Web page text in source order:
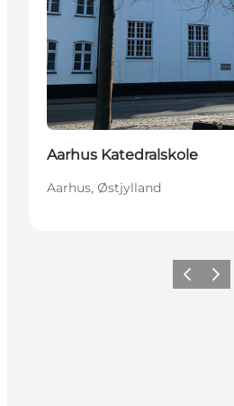
Aarhus Katedralskole
Aarhus, Østjylland
ForrigeNæste